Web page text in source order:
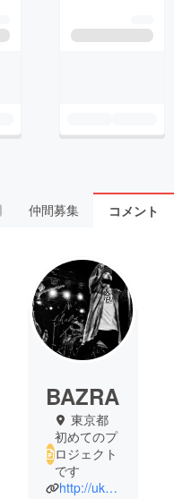
仲間募集 コメント
BAZRA
東京都
初めてのプ
ロジェクト
です
http://ukproject.com/bazra/